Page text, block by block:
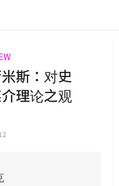
斯：对史
理论之观